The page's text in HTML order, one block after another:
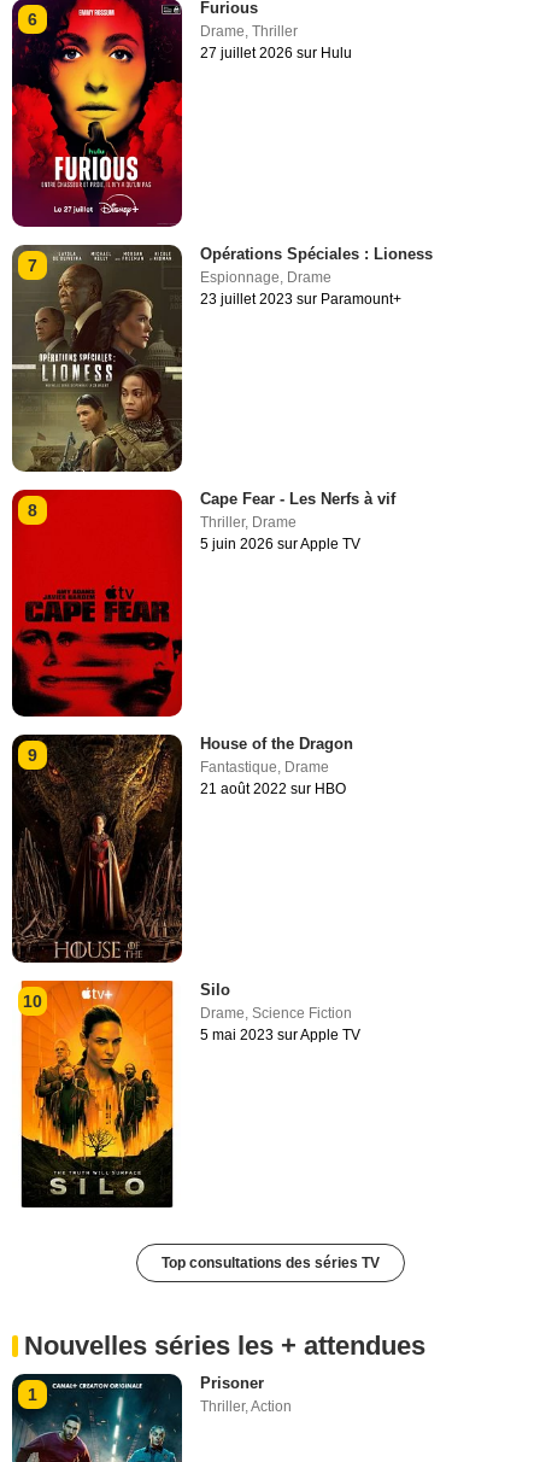
6
Furious
Drame,Thriller
27 juillet 2026 sur Hulu
7
Opérations Spéciales : Lioness
Espionnage Drame
23 juillet 2023 sur Paramount+
8
Cape Fear - Les Nerfs à vif
Thriller, Drame
5 juin 2026 sur Apple TV
9
House of the Dragon
Fantastique, Drame
21 août 2022 sur HBO
10
Silo
Drame ,Science Fiction
5 mai 2023 sur Apple TV
Top consultations des séries TV
Nouvelles séries les + attendues
1
Prisoner
Thriller,Action